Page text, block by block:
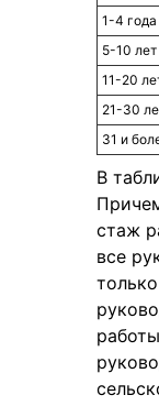
1-4 года
5-10 лет
11-20
21-30
31 и
В
стаж
все